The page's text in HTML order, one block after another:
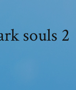
souls 2